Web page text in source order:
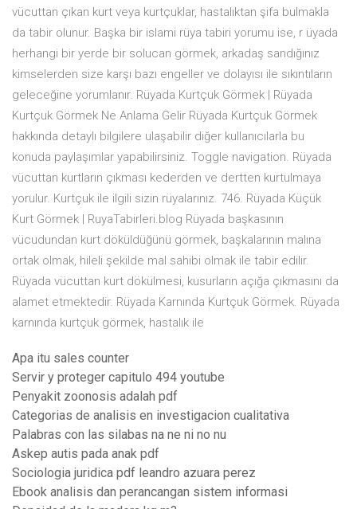
vücuttan çıkan kurt veya kurtçuklar, hastalıktan şifa bulmakla
da tabir olunur. Başka bir islami rüya tabiri yorumu ise, r üyada
herhangi bir yerde bir solucan görmek, arkadaş sandığınız
kimselerden size karşı bazı engeller ve dolayısı ile sıkıntıların
geleceğine yorumlanır. Rüyada Kurtçuk Görmek | Rüyada
Kurtçuk Görmek Ne Anlama Gelir Rüyada Kurtçuk Görmek
hakkında detaylı bilgilere ulaşabilir diğer kullanıcılarla bu
konuda paylaşımlar yapabilirsiniz. Toggle navigation. Rüyada
vücuttan kurtların çıkması kederden ve dertten kurtulmaya
yorulur. Kurtçuk ile ilgili sizin rüyalarınız. 746. Rüyada Küçük
Kurt Görmek | RuyaTabirleri.blog Rüyada başkasının
vücudundan kurt döküldüğünü görmek, başkalarının malına
ortak olmak, hileli şekilde mal sahibi olmak ile tabir edilir.
Rüyada vücuttan kurt dökülmesi, kusurların açığa çıkmasını da
alamet etmektedir. Rüyada Karnında Kurtçuk Görmek. Rüyada
karnında kurtçuk görmek, hastalık ile
Apa itu sales counter
Servir y proteger capitulo 494 youtube
Penyakit zoonosis adalah pdf
Categorias de analisis en investigacion cualitativa
Palabras con las silabas na ne ni no nu
Askep autis pada anak pdf
Sociologia juridica pdf leandro azuara perez
Ebook analisis dan perancangan sistem informasi